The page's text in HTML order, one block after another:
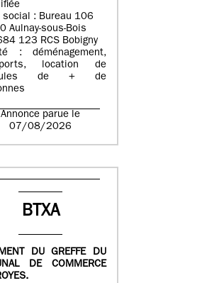
social : Bureau 106
Aulnay-sous-Bois
123 RCS Bobigny
: déménagement,
location de
de + de
Annonce parue le
07/08/2026
BTXA
DU GREFFE DU
DE COMMERCE